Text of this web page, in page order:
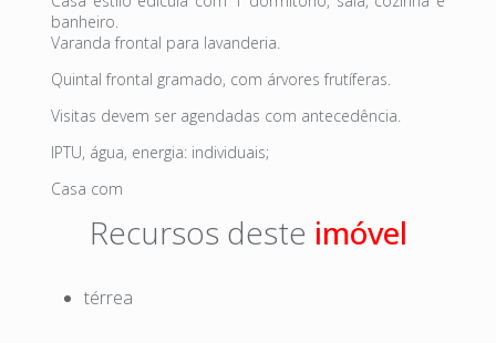
banheiro.
Varanda frontal para lavanderia.
Quintal frontal gramado, com árvores frutíferas.
Visitas devem ser agendadas com antecedência.
IPTU, água, energia: individuais;
Casa com
Recursos deste
térrea